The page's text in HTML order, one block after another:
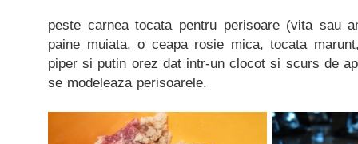
peste carnea tocata pentru perisoare (vita sau
paine muiata, o ceapa rosie mica, tocata
piper si putin orez dat intr-un clocot si scurs de
se modeleaza perisoarele.